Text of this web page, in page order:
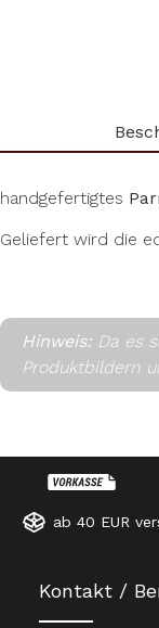
handgefertigtes
Geliefert wird die
Hinweis: Da es
Produktbildern
ab 40 EUR
Kontakt /